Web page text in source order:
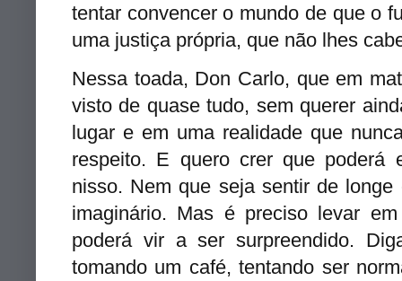
tentar convencer o mundo de que o
uma justiça própria, que não lhes
Nessa toada, Don Carlo, que em
visto de quase tudo, sem querer
lugar e em uma realidade que
respeito. E quero crer que poderá
nisso. Nem que seja sentir de
imaginário. Mas é preciso levar
poderá vir a ser surpreendido.
tomando um café, tentando ser